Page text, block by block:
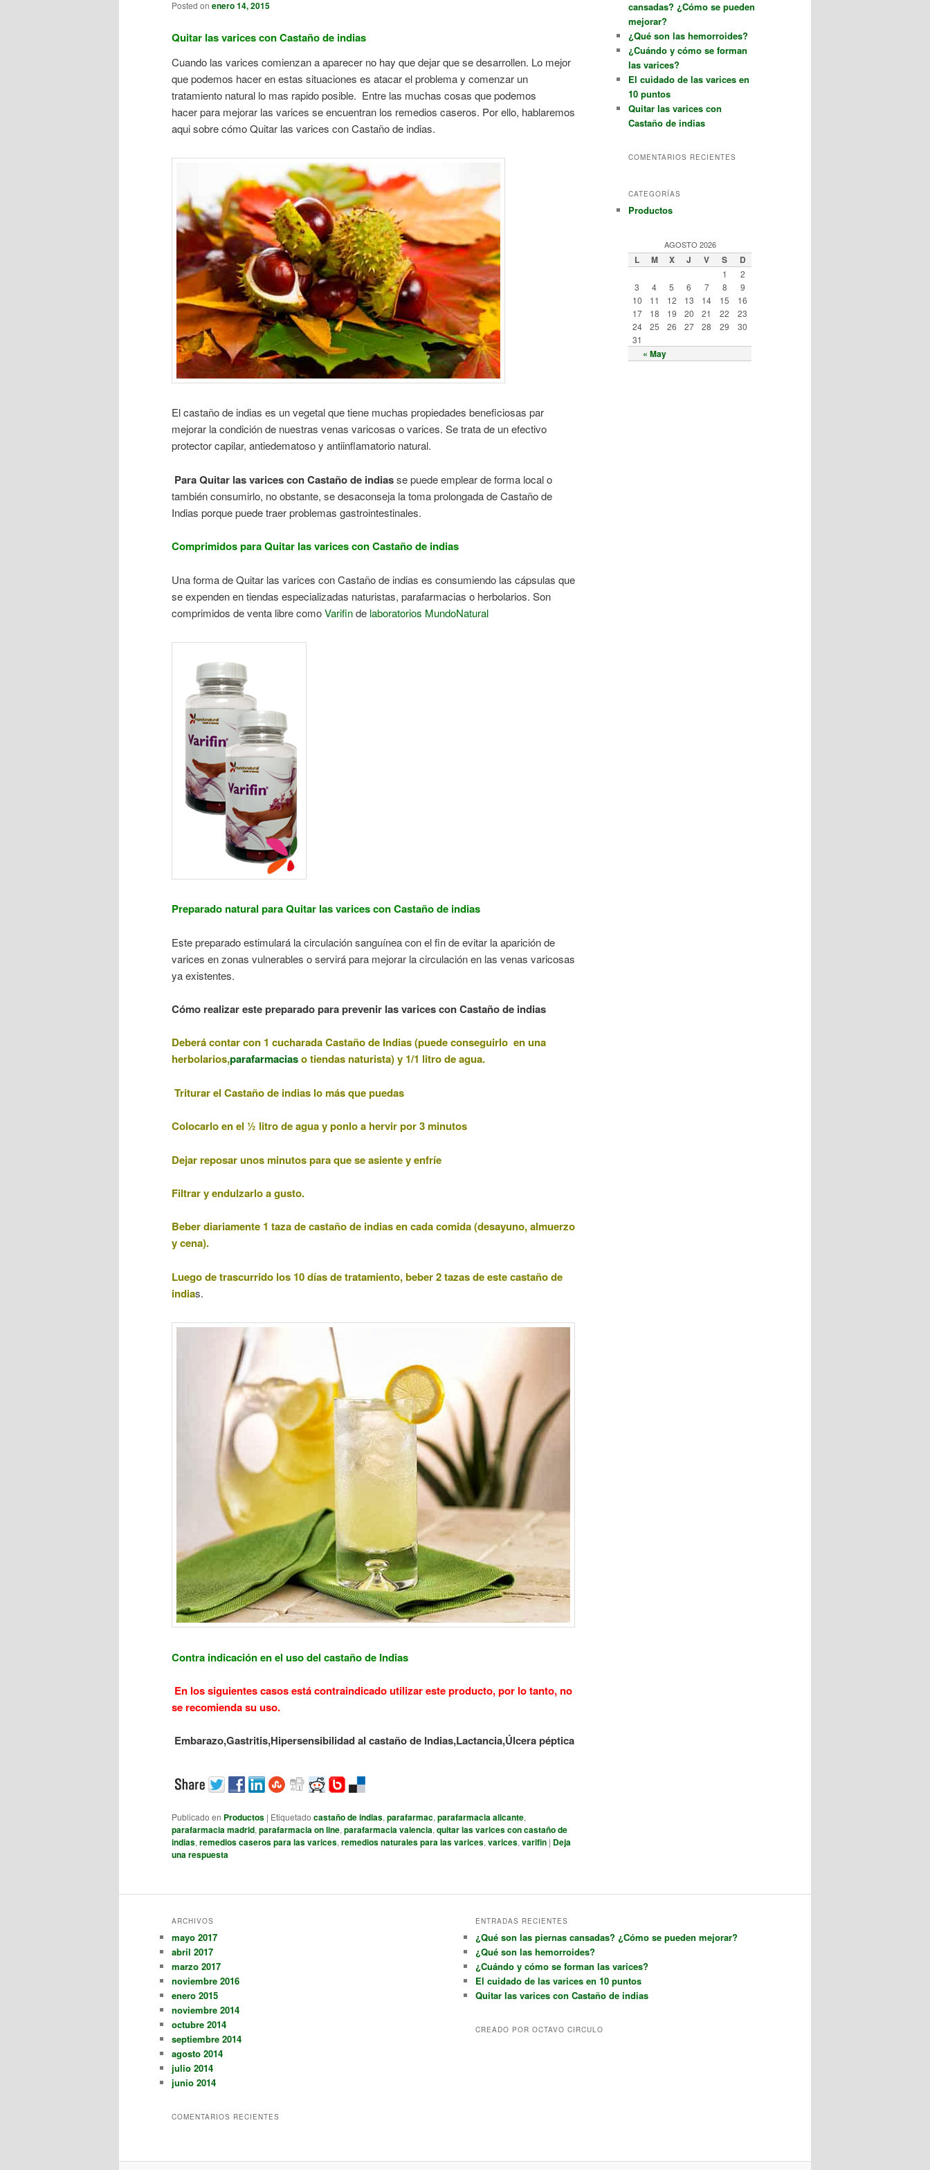
Posted on enero 14, 2015
Quitar las varices con Castaño de indias
Cuando las varices comienzan a aparecer no hay que dejar que se desarrollen. Lo mejor
que podemos hacer en estas situaciones es atacar el problema y comenzar un
tratamiento natural lo mas rapido posible. Entre las muchas cosas que podemos
hacer para mejorar las varices se encuentran los remedios caseros. Por ello, hablaremos
aqui sobre cómo Quitar las varices con Castaño de indias.
El castaño de indias es un vegetal que tiene muchas propiedades beneficiosas par
mejorar la condición de nuestras venas varicosas o varices. Se trata de un efectivo
protector capilar, antiedematoso y antiinflamatorio natural.
Para Quitar las varices con Castaño de indiasse puede emplear de forma local o
también consumirlo, no obstante, se desaconseja la toma prolongada de Castaño de
Indias porque puede traer problemas gastrointestinales.
Comprimidos para Quitar las varices con Castaño de indias
Una forma de Quitar las varices con Castaño de indias es consumiendo las cápsulas que
se expenden en tiendas especializadas naturistas, parafarmacias o herbolarios. Son
comprimidos de venta libre comoVarifinde laboratorios MundoNatural
Preparado natural para Quitar las varices con Castaño de indias
Este preparado estimulará la circulación sanguínea con el fin de evitar la aparición de
varices en zonas vulnerables o servirá para mejorar la circulación en las venas varicosas
ya existentes.
Cómo realizar este preparado para prevenir las varices con Castaño de indias
Deberá contar con 1 cucharada Castaño de Indias (puede conseguirlo en una
herbolarios,parafarmaciaso tiendas naturista) y 1/1 litro de agua.
Triturar el Castaño de indias lo más que puedas
Colocarloen el ½ litro de agua y ponlo a hervir por 3 minutos
Dejar reposar unos minutos para que se asiente y enfríe
Filtrar y endulzarlo a gusto.
Beber diariamente 1 taza de castaño de indias en cada comida (desayuno, almuerzo
y cena).
Luego de trascurrido los 10 días de tratamiento, beber 2 tazas de este castaño de
indias.
Contra indicaciónen el uso del castaño de Indias
En los siguientes casos está contraindicado utilizar este producto, por lo tanto, no
se recomienda su uso.
Embarazo,Gastritis,Hipersensibilidad al castaño de Indias,Lactancia,Úlcera péptica
Publicado en Productos | Etiquetado castaño de indias, parafarmac, parafarmacia alicante,
parafarmacia madrid, parafarmacia on line, parafarmacia valencia, quitar las varices con castaño de
indias, remedios caseros para las varices, remedios naturales para las varices, varices, varifin | Deja
una respuesta
cansadas? ¿Cómo se pueden
mejorar?
¿Qué son las hemorroides?
¿Cuándo y cómo se forman
las varices?
El cuidado de las varices en
10 puntos
Quitar las varices con
Castaño de indias
COMENTARIOS RECIENTES
CATEGORÍAS
Productos
AGOSTO 2026
L M X J V S D
« May
1
2
3
4 5 6 7 8
9
10
11 12 13 14 15
16
17
18 19 20 21 22
23
24
25 26 27 28 29
30
31
ARCHIVOS
mayo 2017
abril 2017
marzo 2017
noviembre 2016
enero 2015
noviembre 2014
octubre 2014
septiembre 2014
agosto 2014
julio 2014
junio 2014
COMENTARIOS RECIENTES
ENTRADAS RECIENTES
¿Qué son las piernas cansadas? ¿Cómo se pueden mejorar?
¿Qué son las hemorroides?
¿Cuándo y cómo se forman las varices?
El cuidado de las varices en 10 puntos
Quitar las varices con Castaño de indias
CREADO POR OCTAVO CIRCULO